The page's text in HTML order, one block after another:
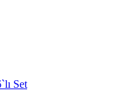
Set